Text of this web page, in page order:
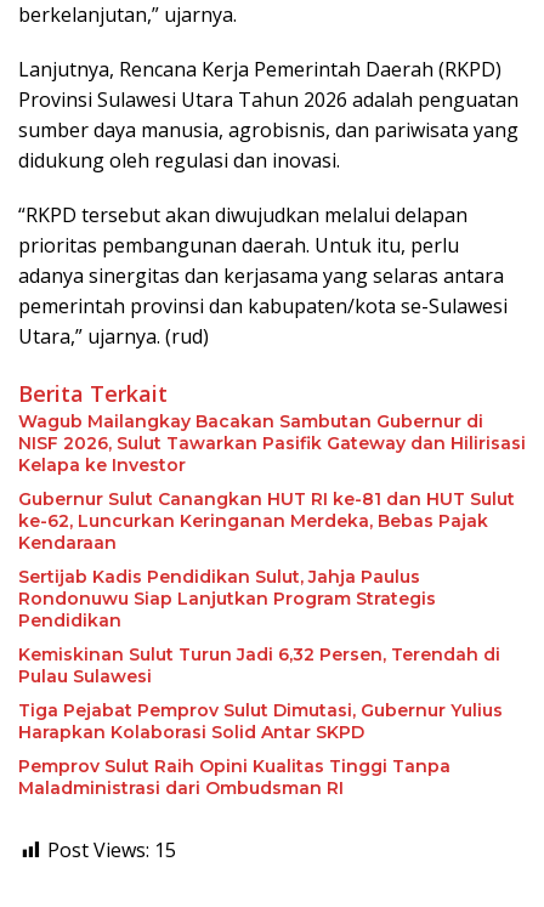
berkelanjutan,” ujarnya.
Lanjutnya, Rencana Kerja Pemerintah Daerah (RKPD)
Provinsi Sulawesi Utara Tahun 2026 adalah penguatan
sumber daya manusia, agrobisnis, dan pariwisata yang
didukung oleh regulasi dan inovasi.
“RKPD tersebut akan diwujudkan melalui delapan
prioritas pembangunan daerah. Untuk itu, perlu
adanya sinergitas dan kerjasama yang selaras antara
pemerintah provinsi dan kabupaten/kota se-Sulawesi
Utara,” ujarnya. (rud)
Berita Terkait
Wagub Mailangkay Bacakan Sambutan Gubernur di
NISF 2026, Sulut Tawarkan Pasifik Gateway dan Hilirisasi
Kelapa ke Investor
Gubernur Sulut Canangkan HUT RI ke-81 dan HUT Sulut
ke-62, Luncurkan Keringanan Merdeka, Bebas Pajak
Kendaraan
Sertijab Kadis Pendidikan Sulut, Jahja Paulus
Rondonuwu Siap Lanjutkan Program Strategis
Pendidikan
Kemiskinan Sulut Turun Jadi 6,32 Persen, Terendah di
Pulau Sulawesi
Tiga Pejabat Pemprov Sulut Dimutasi, Gubernur Yulius
Harapkan Kolaborasi Solid Antar SKPD
Pemprov Sulut Raih Opini Kualitas Tinggi Tanpa
Maladministrasi dari Ombudsman RI
Post Views: 15